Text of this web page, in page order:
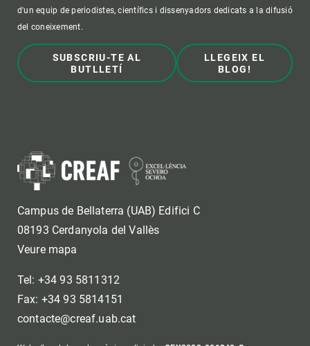
d'un equip de periodistes, científics i dissenyadors dedicats a la difusió
del coneixement.
SUBSCRIU-TE AL
BUTLLETÍ
LLEGEIX EL
BLOG!
Campus de Bellaterra (UAB) Edifici C
08193 Cerdanyola del Vallès
Veure mapa
Tel: +34 93 5811312
Fax: +34 93 5814151
contacte@creaf.uab.cat